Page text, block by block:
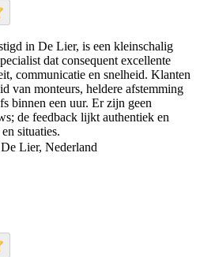
in De Lier, is een kleinschalig
dat consequent excellente
communicatie en snelheid. Klanten
van monteurs, heldere afstemming
binnen een uur. Er zijn geen
de feedback lijkt authentiek en
situaties.
Lier, Nederland